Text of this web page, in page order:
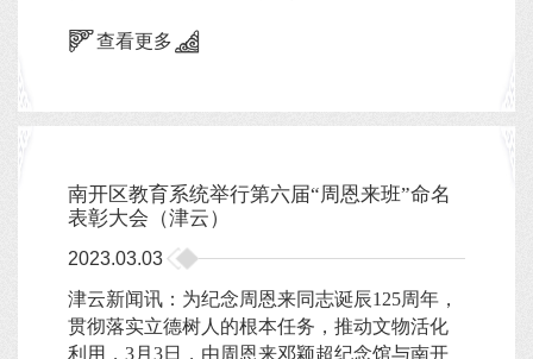
查看更多
南开区教育系统举行第六届“周恩来班”命名
表彰大会（津云）
2023.03.03
津云新闻讯：为纪念周恩来同志诞辰125周年，
贯彻落实立德树人的根本任务，推动文物活化
利用，3月3日，由周恩来邓颖超纪念馆与南开